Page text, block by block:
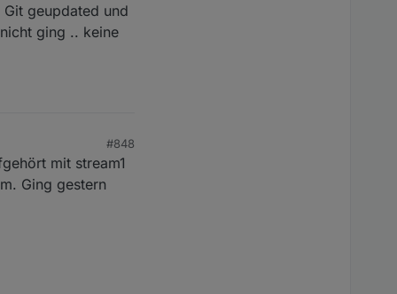
geupdated und
ging .. keine
#848
mit stream1
Ging gestern